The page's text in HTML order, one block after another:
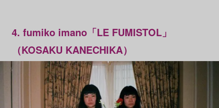
4. fumiko imano「LE FUMISTOL」
（KOSAKU KANECHIKA）